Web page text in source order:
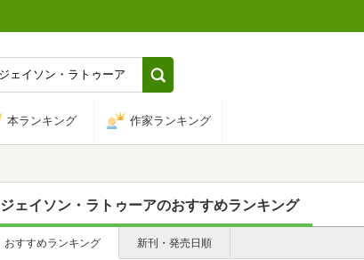
本ランキング 作家ランキング
ジェイソン・ラトゥーアのおすすめランキング
おすすめランキング 新刊・発売日順